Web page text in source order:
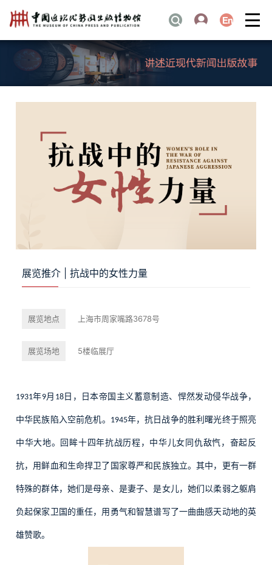
展览推介 | 抗战中的女性力量
展览地点 上海市周家嘴路3678号
展览场地 5楼临展厅
1931年9月 18日，日本帝国主义蓄意制造、悍然发动侵华战争，
中华民族陷入空前危机。 1945年，抗日战争的胜利曙光终于照亮
中华大地。回眸十四年抗战历程，中华儿女同仇敌忾，奋起反
抗，用鲜血和生命捍卫了国家尊严和民族独立。其中，更有一群
特殊的群体，她们是母亲、是妻子、是女儿，她们以柔弱之躯肩
负起保家卫国的重任，用勇气和智慧谱写了一曲曲感天动地的英
雄赞歌。